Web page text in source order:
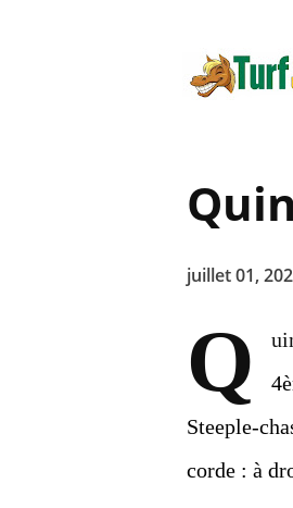
juillet 01,
Q
Steeple-
corde : à